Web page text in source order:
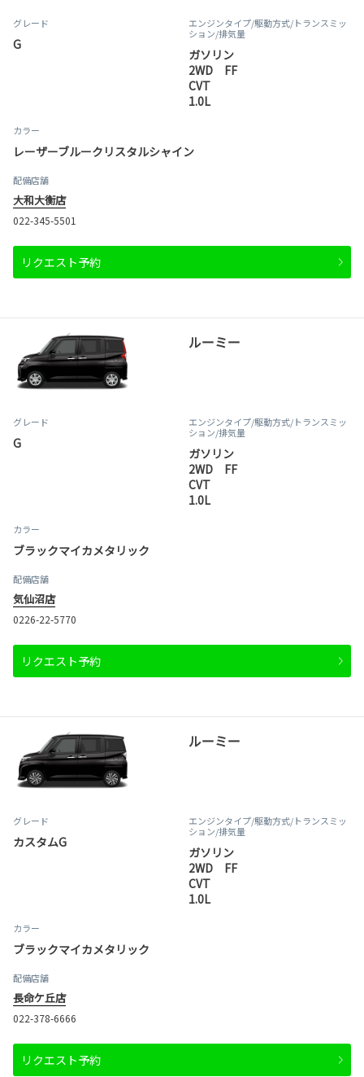
グレード
G
エンジンタイプ/駆動方式/トランスミッ
ション/排気量
ガソリン
2WD FF
CVT
1.0L
カラー
レーザーブルークリスタルシャイン
配備店舗
大和大衡店
022-345-5501
リクエスト予約
ルーミー
グレード
G
エンジンタイプ/駆動方式/トランスミッ
ション/排気量
ガソリン
2WD FF
CVT
1.0L
カラー
ブラックマイカメタリック
配備店舗
気仙沼店
0226-22-5770
リクエスト予約
ルーミー
グレード
カスタムG
エンジンタイプ/駆動方式/トランスミッ
ション/排気量
ガソリン
2WD FF
CVT
1.0L
カラー
ブラックマイカメタリック
配備店舗
長命ケ丘店
022-378-6666
リクエスト予約